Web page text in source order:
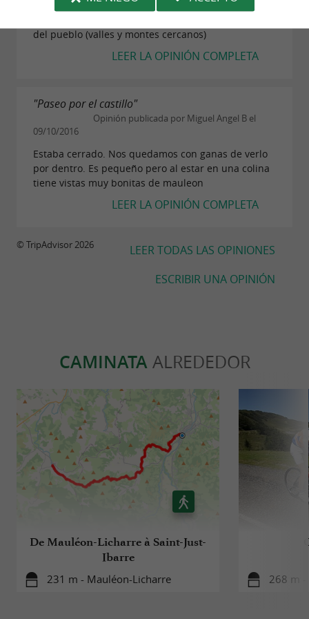
subir a la colina entre caseríos para visitar el
del pueblo (valles y montes cercanos)
LEER LA OPINIÓN COMPLETA
"Paseo por el castillo"
Opinión publicada por Miguel Angel B el
09/10/2016
Estaba cerrado. Nos quedamos con ganas de verlo
por dentro. Es pequeño pero al estar en una colina
tiene vistas muy bonitas de mauleon
LEER LA OPINIÓN COMPLETA
LEER TODAS LAS OPINIONES
ESCRIBIR UNA OPINIÓN
© TripAdvisor 2026
CAMINATAALREDEDOR
De Mauléon-Licharre à Saint-Just-
Ibarre
231 m - Mauléon-Licharre 268 m